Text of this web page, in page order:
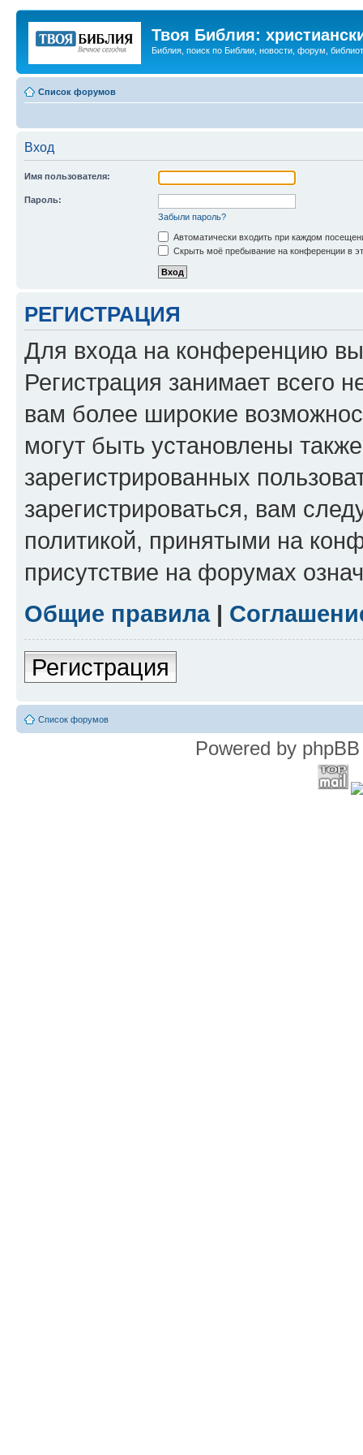
Твоя Библия:
Библия, поиск по Библии, новости, форум,
Список форумов
Вход
Имя пользователя:
Пароль:
Забыли пароль?
Автоматически входить при каждом
Скрыть моё пребывание на конференции в
РЕГИСТРАЦИЯ
Для входа на конференцию
Регистрация занимает всего
вам более широкие
могут быть установлены
зарегистрированных
зарегистрироваться, вам
политикой, принятыми на
присутствие на форумах
Общие правила|
Регистрация
Список форумов
Powered by